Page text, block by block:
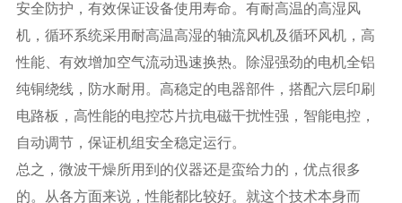
安全防护，有效保证设备使用寿命。有耐高温的高湿风
机，循环系统采用耐高温高湿的轴流风机及循环风机，高
性能、有效增加空气流动迅速换热。除湿强劲的电机全铝
纯铜绕线，防水耐用。高稳定的电器部件，搭配六层印刷
电路板，高性能的电控芯片抗电磁干扰性强，智能电控，
自动调节，保证机组安全稳定运行。
总之，微波干燥所用到的仪器还是蛮给力的，优点很多
的。从各方面来说，性能都比较好。就这个技术本身而